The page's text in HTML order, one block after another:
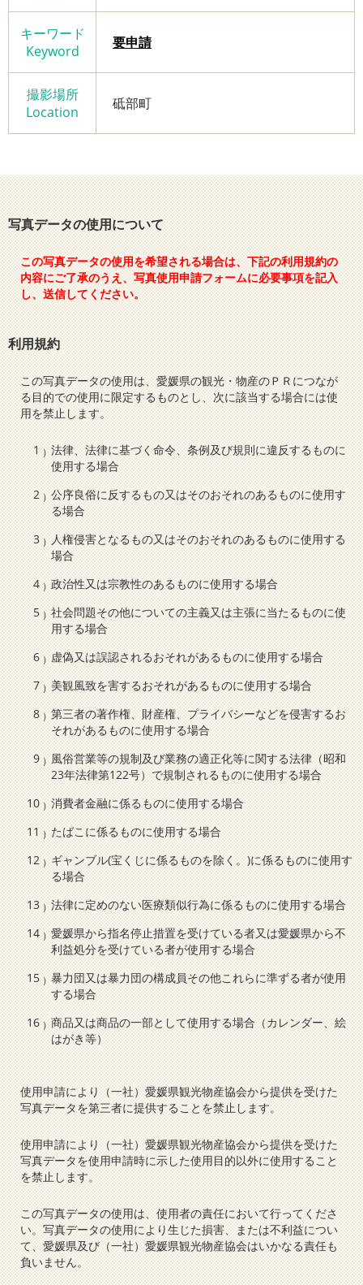
キーワード
Keyword
要申請
撮影場所
Location
砥部町
写真データの使用について
この写真データの使用を希望される場合は、下記の利用規約の
内容にご了承のうえ、写真使用申請フォームに必要事項を記入
し、送信してください。
利用規約
この写真データの使用は、愛媛県の観光・物産のＰＲにつなが
る目的での使用に限定するものとし、次に該当する場合には使
用を禁止します。
法律、法律に基づく命令、条例及び規則に違反するものに
使用する場合
公序良俗に反するもの又はそのおそれのあるものに使用す
る場合
人権侵害となるもの又はそのおそれのあるものに使用する
場合
政治性又は宗教性のあるものに使用する場合
社会問題その他についての主義又は主張に当たるものに使
用する場合
虚偽又は誤認されるおそれがあるものに使用する場合
美観風致を害するおそれがあるものに使用する場合
第三者の著作権、財産権、プライバシーなどを侵害するお
それがあるものに使用する場合
風俗営業等の規制及び業務の適正化等に関する法律（昭和
23年法律第122号）で規制されるものに使用する場合
消費者金融に係るものに使用する場合
たばこに係るものに使用する場合
ギャンブル(宝くじに係るものを除く。)に係るものに使用す
る場合
法律に定めのない医療類似行為に係るものに使用する場合
愛媛県から指名停止措置を受けている者又は愛媛県から不
利益処分を受けている者が使用する場合
暴力団又は暴力団の構成員その他これらに準ずる者が使用
する場合
商品又は商品の一部として使用する場合（カレンダー、絵
はがき等）
使用申請により（一社）愛媛県観光物産協会から提供を受けた
写真データを第三者に提供することを禁止します。
使用申請により（一社）愛媛県観光物産協会から提供を受けた
写真データを使用申請時に示した使用目的以外に使用すること
を禁止します。
この写真データの使用は、使用者の責任において行ってくださ
い。写真データの使用により生じた損害、または不利益につい
て、愛媛県及び（一社）愛媛県観光物産協会はいかなる責任も
負いません。